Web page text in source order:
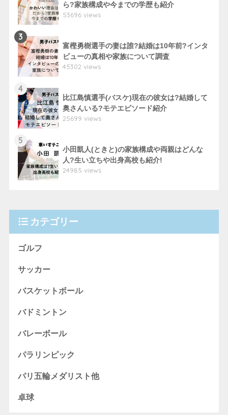
ら?家族構成や今までの学歴も紹介
53696 views
3
富樫勇樹選手の妻は誰?結婚は10年前?インタ
ビューの真相や家族について調査
45302 views
4
比江島慎選手(バスケ)現在の彼女は?結婚して
奥さんいる?モテエピソード紹介
25699 views
5
小田凱人(ときと)の家族構成や両親はどんな
人?生い立ちや出身高校も紹介!
24985 views
カテゴリー
ゴルフ
サッカー
バスケットボール
バドミントン
バレーボール
パラリンピック
パリ五輪メダリスト他
卓球